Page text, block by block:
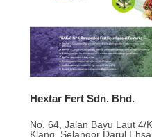
Hextar Fert Sdn. Bhd.
No. 64, Jalan Bayu Laut 4/
Klang, Selangor Darul